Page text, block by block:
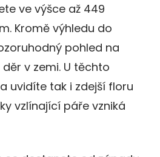
ve výšce až 449
Kromě výhledu do
pohled na
v zemi. U těchto
uvidíte tak i zdejší floru
vzlínající páře vzniká